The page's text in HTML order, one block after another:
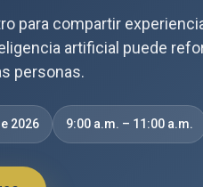
para compartir
artificial puede
personas.
2026 9:00 a.m. – 11:00 a.m.